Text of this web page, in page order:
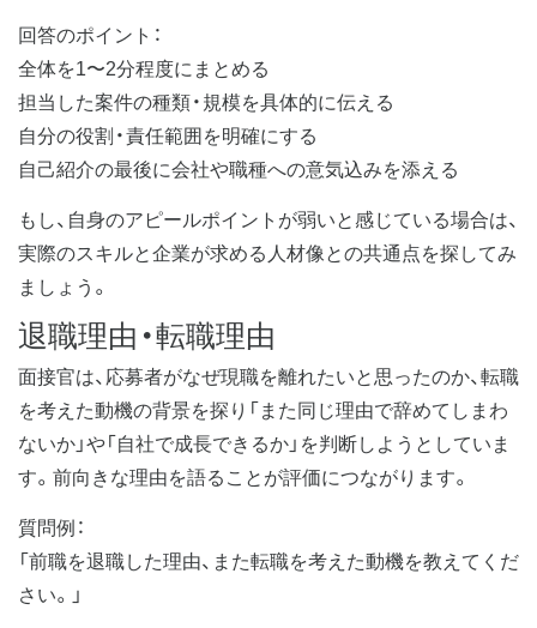
回答のポイント：
全体を1〜2分程度にまとめる
担当した案件の種類・規模を具体的に伝える
自分の役割・責任範囲を明確にする
自己紹介の最後に会社や職種への意気込みを添える
もし、自身のアピールポイントが弱いと感じている場合は、
実際のスキルと企業が求める人材像との共通点を探してみ
ましょう。
退職理由・転職理由
面接官は、応募者がなぜ現職を離れたいと思ったのか、転職
を考えた動機の背景を探り「また同じ理由で辞めてしまわ
ないか」や「自社で成長できるか」を判断しようとしていま
す。前向きな理由を語ることが評価につながります。
質問例：
「前職を退職した理由、また転職を考えた動機を教えてくだ
さい。」